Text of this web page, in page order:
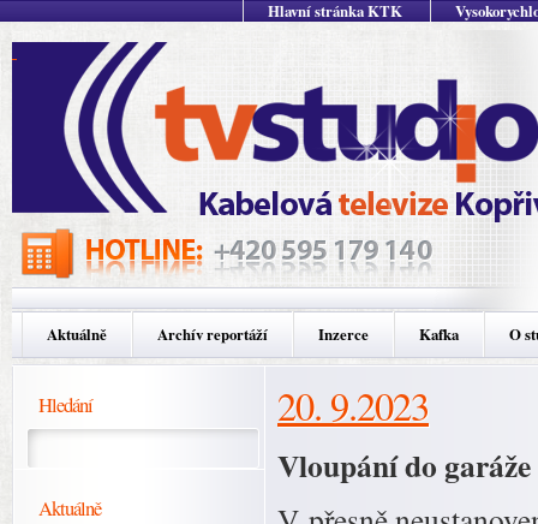
Hlavní stránka KTK
Aktuálně Archív reportáží Inzerce Kafka O
Hledání
Aktuálně
20. 9.2023
Vloupání do